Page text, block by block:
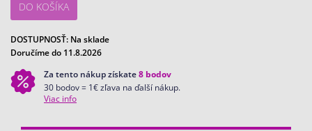
DO KOŠÍKA
DOSTUPNOSŤ: Na sklade
Doručíme do 11.8.2026
Za tento nákup získate8 bodov
30 bodov = 1€ zľava na ďalší nákup.
Viac info